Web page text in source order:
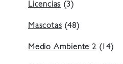
Licencias (3)
Mascotas (48)
Medio Ambiente 2(14)